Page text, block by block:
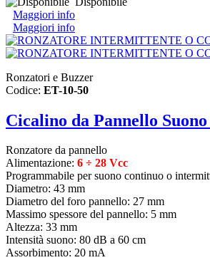
Maggiori info
Maggiori info
Ronzatori e Buzzer
Codice: ET-10-50
Cicalino da Pannello
Ronzatore da pannello
Alimentazione: 6 ÷ 28 Vcc
Programmabile per suono continuo o
Diametro: 43 mm
Diametro del foro pannello: 27 mm
Massimo spessore del pannello: 5 mm
Altezza: 33 mm
Intensità suono: 80 dB a 60 cm
Assorbimento: 20 mA